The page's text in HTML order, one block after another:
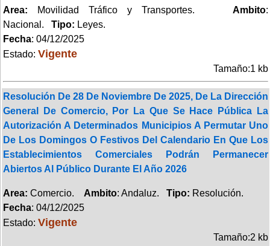
Area: Movilidad Tráfico y Transportes. Ambito:
Nacional. Tipo: Leyes.
Fecha: 04/12/2025
Estado: Vigente
Tamaño:1 kb
Resolución De 28 De Noviembre De 2025, De La Dirección
General De Comercio, Por La Que Se Hace Pública La
Autorización A Determinados Municipios A Permutar Uno
De Los Domingos O Festivos Del Calendario En Que Los
Establecimientos Comerciales Podrán Permanecer
Abiertos Al Público Durante El Año 2026
Area: Comercio. Ambito: Andaluz. Tipo: Resolución.
Fecha: 04/12/2025
Estado: Vigente
Tamaño:2 kb